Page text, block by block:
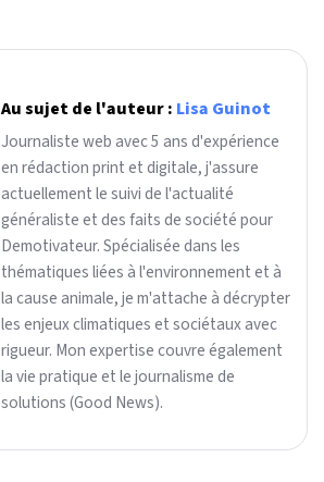
Au sujet de l'auteur : Lisa Guinot
Journaliste web avec 5 ans d'expérience
en rédaction print et digitale, j'assure
actuellement le suivi de l'actualité
généraliste et des faits de société pour
Demotivateur. Spécialisée dans les
thématiques liées à l'environnement et à
la cause animale, je m'attache à décrypter
les enjeux climatiques et sociétaux avec
rigueur. Mon expertise couvre également
la vie pratique et le journalisme de
solutions (Good News).